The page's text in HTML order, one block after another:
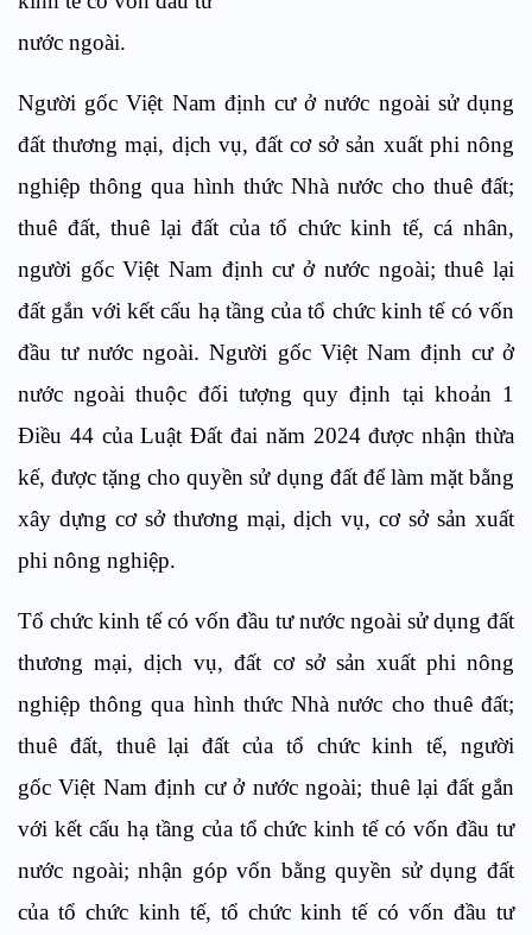
nước ngoài.
Người gốc Việt Nam định cư ở nước ngoài sử dụng
đất thương mại, dịch vụ, đất cơ sở sản xuất phi nông
nghiệp thông qua hình thức Nhà nước cho thuê đất;
thuê đất, thuê lại đất của tổ chức kinh tế, cá nhân,
người gốc Việt Nam định cư ở nước ngoài; thuê lại
đất gắn với kết cấu hạ tầng của tổ chức kinh tế có vốn
đầu tư nước ngoài. Người gốc Việt Nam định cư ở
nước ngoài thuộc đối tượng quy định tại khoản 1
Điều 44 của LuậtĐất đai năm 2024 được nhận thừa
kế, được tặng cho quyền sử dụng đất để làm mặt bằng
xây dựng cơ sở thương mại, dịch vụ, cơ sở sản xuất
phi nông nghiệp.
Tổ chức kinh tế có vốn đầu tư nước ngoài sử dụng đất
thương mại, dịch vụ, đất cơ sở sản xuất phi nông
nghiệp thông qua hình thức Nhà nước cho thuê đất;
thuê đất, thuê lại đất của tổ chức kinh tế, người
gốc Việt Nam định cư ở nước ngoài; thuê lại đất gắn
với kết cấu hạ tầng của tổ chức kinh tế có vốn đầu tư
nước ngoài; nhận góp vốn bằng quyền sử dụng đất
của tổ chức kinh tế, tổ chức kinh tế có vốn đầu tư